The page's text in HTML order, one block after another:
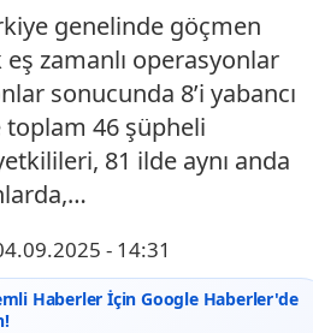
genelinde göçmen
eş zamanlı operasyonlar
sonucunda 8’i yabancı
46 şüpheli
81 ilde aynı anda
- 14:31
Haberler İçin Google Haberler'de